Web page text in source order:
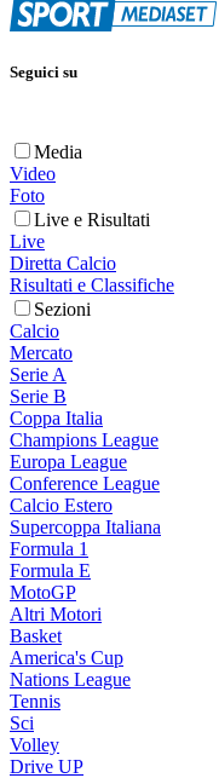
Seguici su
Media
Video
Foto
Live e Risultati
Live
Diretta Calcio
Risultati e Classifiche
Sezioni
Calcio
Mercato
Serie A
Serie B
Coppa Italia
Champions League
Europa League
Conference League
Calcio Estero
Supercoppa Italiana
Formula 1
Formula E
MotoGP
Altri Motori
Basket
America's Cup
Nations League
Tennis
Sci
Volley
Drive UP